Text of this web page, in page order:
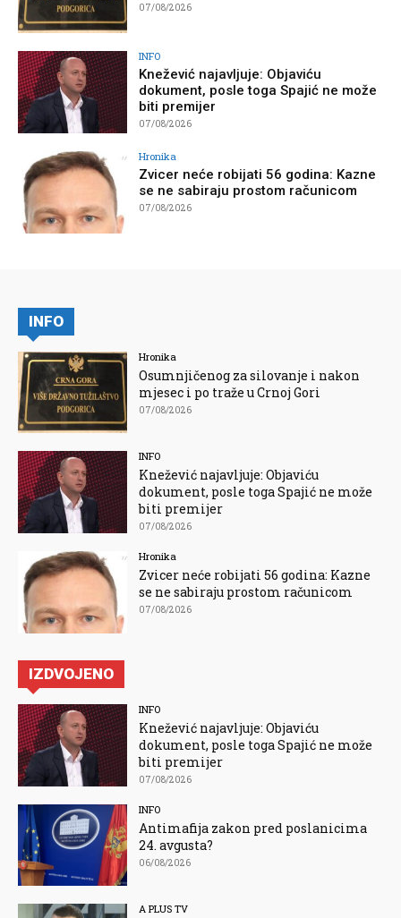
07/08/2026
INFO
Knežević najavljuje: Objaviću
dokument, posle toga Spajić ne može
biti premijer
07/08/2026
Hronika
Zvicer neće robijati 56 godina: Kazne
se ne sabiraju prostom računicom
07/08/2026
INFO
Hronika
Osumnjičenog za silovanje i nakon
mjesec i po traže u Crnoj Gori
07/08/2026
INFO
Knežević najavljuje: Objaviću
dokument, posle toga Spajić ne može
biti premijer
07/08/2026
Hronika
Zvicer neće robijati 56 godina: Kazne
se ne sabiraju prostom računicom
07/08/2026
IZDVOJENO
INFO
Knežević najavljuje: Objaviću
dokument, posle toga Spajić ne može
biti premijer
07/08/2026
INFO
Antimafija zakon pred poslanicima
24. avgusta?
06/08/2026
A PLUS TV